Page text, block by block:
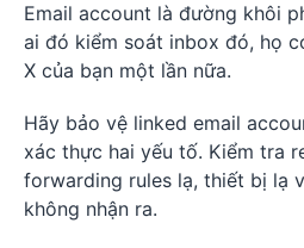
Email account là đường khôi
ai đó kiểm soát inbox đó, họ
X của bạn một lần nữa.
Hãy bảo vệ linked email
xác thực hai yếu tố. Kiểm tra
forwarding rules lạ, thiết bị lạ
không nhận ra.